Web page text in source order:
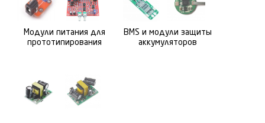
Модули питания для
прототипирования
BMS и модули защиты
аккумуляторов